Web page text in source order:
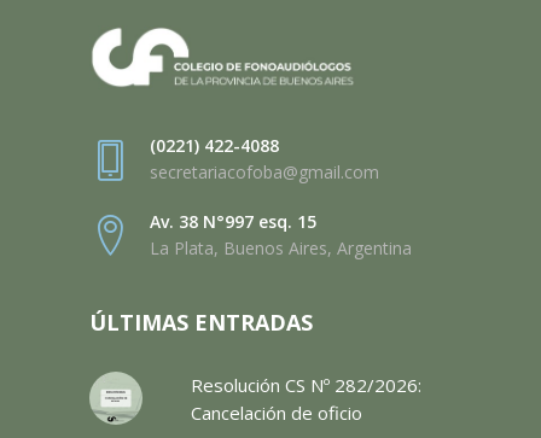
(0221) 422-4088
secretariacofoba@gmail.com
Av. 38 N°997 esq. 15
La Plata, Buenos Aires, Argentina
ÚLTIMAS ENTRADAS
Resolución CS Nº 282/2026:
Cancelación de oficio